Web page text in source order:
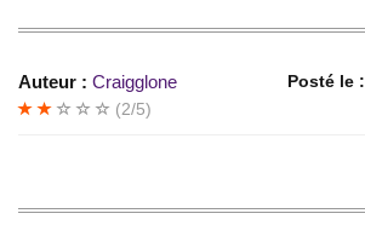
Auteur : Craigglone Posté le :
(2/5)